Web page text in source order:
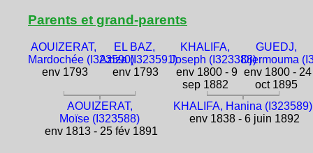
Parents et grand-parents
AOUIZERAT,
Mardochée (I323590)
env 1793
EL BAZ,
Aziza (I323591)
env 1793
KHALIFA,
Joseph (I323388)
env 1800 - 9
sep 1882
GUEDJ,
Djermouma
env 1800 - 24
oct 1895
AOUIZERAT,
Moïse (I323588)
env 1813 - 25 fév 1891
KHALIFA, Hanina (I323589)
env 1838 - 6 juin 1892